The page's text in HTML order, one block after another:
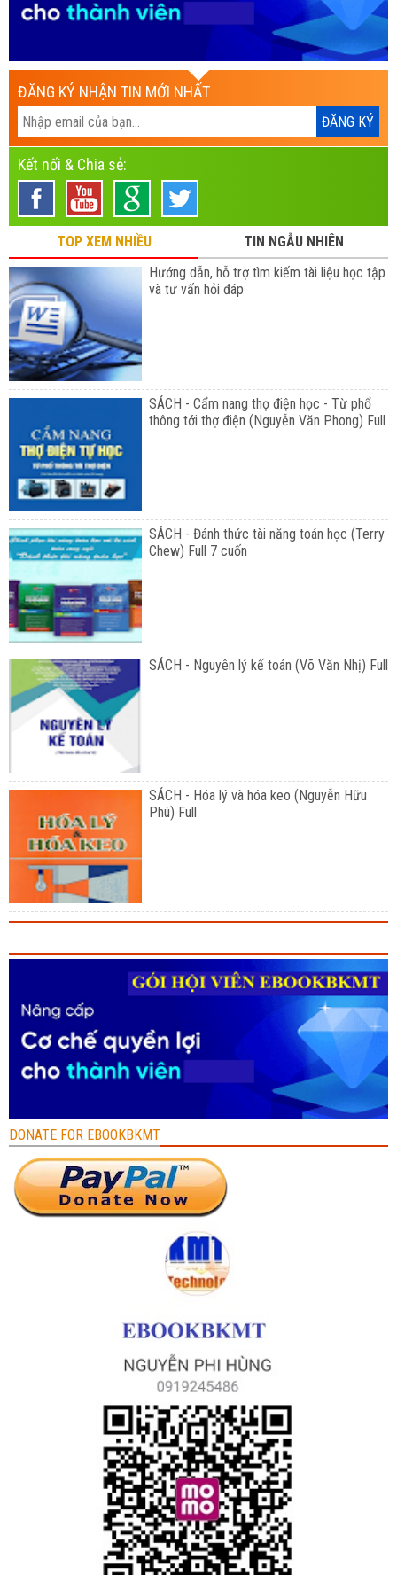
ĐĂNG KÝ NHẬN TIN MỚI NHẤT
Kết nối & Chia sẻ:
TOP XEM NHIỀU
TIN NGẪU NHIÊN
Hướng dẫn, hỗ trợ tìm kiếm tài liệu học tập
và tư vấn hỏi đáp
SÁCH - Cẩm nang thợ điện học - Từ phổ
thông tới thợ điện (Nguyễn Văn Phong) Full
SÁCH - Đánh thức tài năng toán học (Terry
Chew) Full 7 cuốn
SÁCH - Nguyên lý kế toán (Võ Văn Nhị) Full
SÁCH - Hóa lý và hóa keo (Nguyễn Hữu
Phú) Full
DONATE FOR EBOOKBKMT